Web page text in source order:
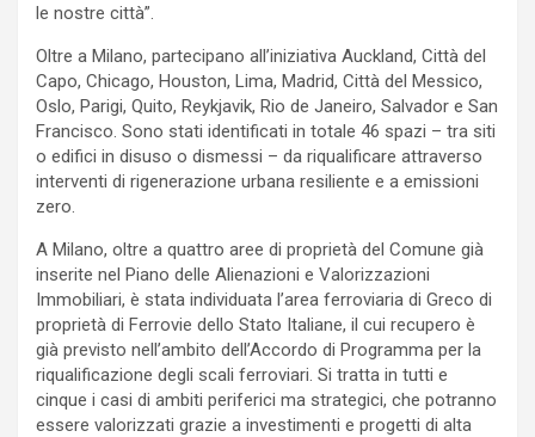
le nostre città”.
Oltre a Milano, partecipano all’iniziativa Auckland, Città del
Capo, Chicago, Houston, Lima, Madrid, Città del Messico,
Oslo, Parigi, Quito, Reykjavik, Rio de Janeiro, Salvador e San
Francisco. Sono stati identificati in totale 46 spazi – tra siti
o edifici in disuso o dismessi – da riqualificare attraverso
interventi di rigenerazione urbana resiliente e a emissioni
zero.
A Milano, oltre a quattro aree di proprietà del Comune già
inserite nel Piano delle Alienazioni e Valorizzazioni
Immobiliari, è stata individuata l’area ferroviaria di Greco di
proprietà di Ferrovie dello Stato Italiane, il cui recupero è
già previsto nell’ambito dell’Accordo di Programma per la
riqualificazione degli scali ferroviari. Si tratta in tutti e
cinque i casi di ambiti periferici ma strategici, che potranno
essere valorizzati grazie a investimenti e progetti di alta